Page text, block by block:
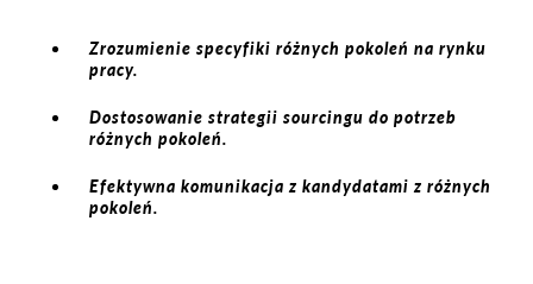
Zrozumienie specyfiki różnych pokoleń na rynku
pracy.
Dostosowanie strategii sourcingu do potrzeb
różnych pokoleń.
Efektywna komunikacja z kandydatami z różnych
pokoleń.